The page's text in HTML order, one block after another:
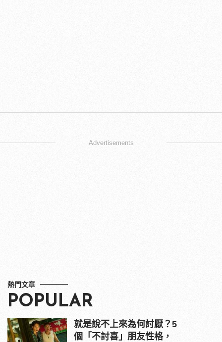
Advertisements
熱門文章
POPULAR
就是說不上來為何討厭？5
個「不討喜」朋友性格，